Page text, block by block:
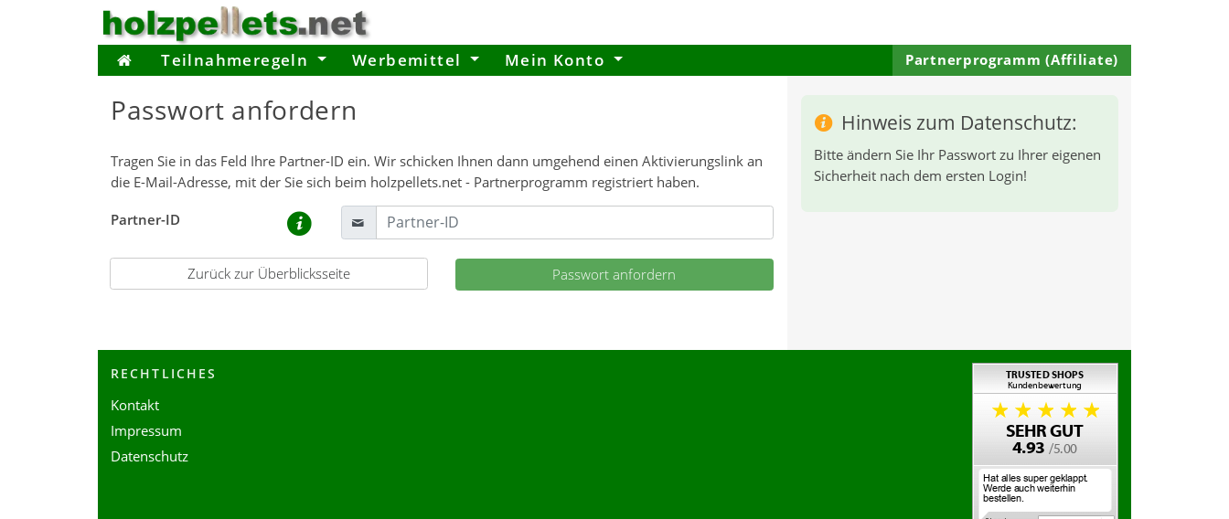
Teilnahmeregeln Werbemittel Mein Konto Partnerprogramm (Affiliate)
Passwort anfordern
Tragen Sie in das Feld Ihre Partner-ID ein. Wir schicken Ihnen dann umgehend einen Aktivierungslink an
die E-Mail-Adresse, mit der Sie sich beim holzpellets.net - Partnerprogramm registriert haben.
Partner-ID
Passwort anfordern
Zurück zur Überblicksseite
Hinweis zum Datenschutz:
Bitte ändern Sie Ihr Passwort zu Ihrer eigenen
Sicherheit nach dem ersten Login!
RECHTLICHES
Kontakt
Impressum
Datenschutz